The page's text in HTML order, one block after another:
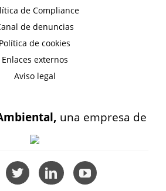
de Compliance
de denuncias
Política de cookies
Enlaces externos
Aviso legal
una empresa de